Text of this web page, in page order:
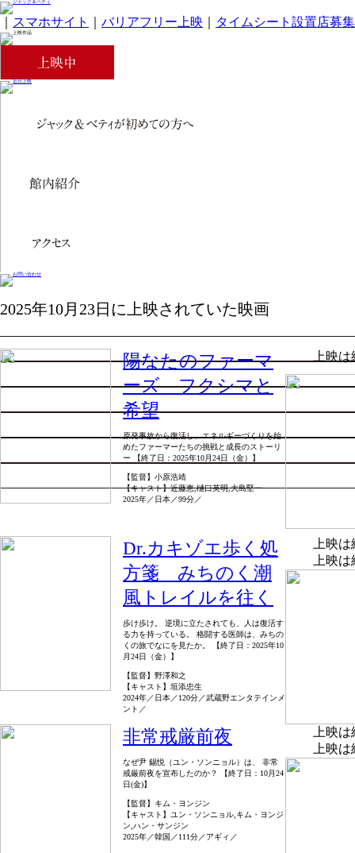
スマホサイト バリアフリー上映 タイムシート設置店募集
2025年10月23日に上映されていた映画
陽なたのファーマ
ーズ フクシマと
希望
原発事故から復活し、エネルギーづくりを始
めたファーマーたちの挑戦と成長のストーリ
ー 【終了日：2025年10月24日（金）】
【監督】小原浩靖
【キャスト】近藤恵,樋口英明,大島堅一
2025年／日本／99分／
上映
上映
Dr.カキゾエ歩く処
方箋 みちのく潮
風トレイルを往く
歩け歩け。 逆境に立たされても、人は復活す
る力を持っている。 格闘する医師は、みちの
くの旅でなにを見たか。 【終了日：2025年10
月24日（金）】
【監督】野澤和之
【キャスト】垣添忠生
2024年／日本／120分／武蔵野エンタテインメ
ント／
上映
上映
非常戒厳前夜
なぜ尹 錫悦（ユン・ソンニョル）は、 非常
戒厳前夜を宣布したのか？ 【終了日：10月24
日(金)】
【監督】キム・ヨンジン
【キャスト】ユン・ソンニョル,キム・ヨンジ
ン,ハン・サンジン
2025年／韓国／111分／アギィ／
上映